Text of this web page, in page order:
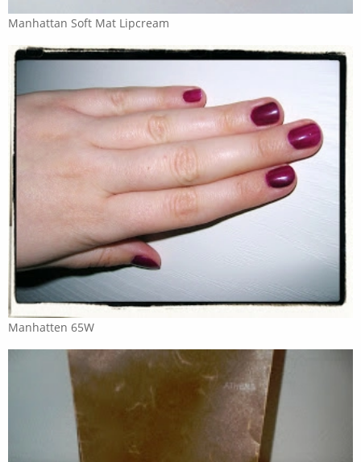
Manhattan Soft Mat Lipcream
Manhatten 65W